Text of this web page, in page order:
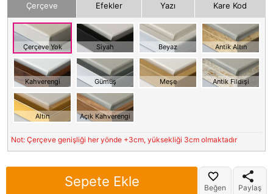
Çerçeve Efekler Yazı Kare Kod
Çerçeve Yok Siyah Beyaz Antik Altın
Kahverengi Gümüş Meşe Antik Fildişi
Altın Açık Kahverengi
Not: Çerçeve genişliği her yönde +3cm, yüksekliği 3cm olmaktadır
Sepete Ekle Beğen Paylaş